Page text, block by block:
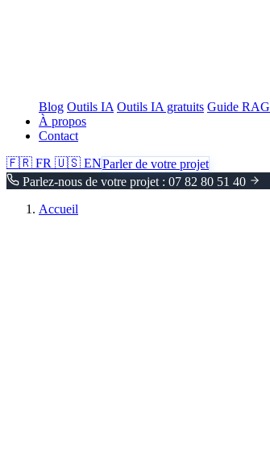
Blog Outils IA Outils IA gratuits Guide RAG
À propos
Contact
🇫🇷 FR 🇺🇸 ENParler de votre projet
Parlez-nous de votre projet : 07 82 80 51 40
Accueil